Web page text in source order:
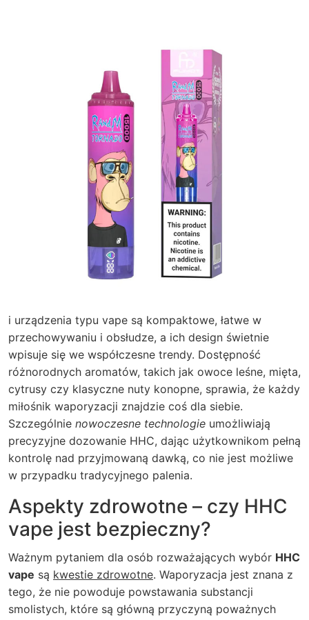
i urządzenia typu vape są kompaktowe, łatwe w
przechowywaniu i obsłudze, a ich design świetnie
wpisuje się we współczesne trendy. Dostępność
różnorodnych aromatów, takich jak owoce leśne, mięta,
cytrusy czy klasyczne nuty konopne, sprawia, że każdy
miłośnik waporyzacji znajdzie coś dla siebie.
Szczególnie nowoczesne technologie umożliwiają
precyzyjne dozowanie HHC, dając użytkownikom pełną
kontrolę nad przyjmowaną dawką, co nie jest możliwe
w przypadku tradycyjnego palenia.
Aspekty zdrowotne – czy HHC
vape jest bezpieczny?
Ważnym pytaniem dla osób rozważających wybór HHC
vape są kwestie zdrowotne. Waporyzacja jest znana z
tego, że nie powoduje powstawania substancji
smolistych, które są główną przyczyną poważnych